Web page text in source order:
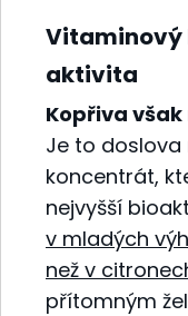
Vitaminový
aktivita
Kopřiva
Je to
koncentrát,
nejvyšší
v mladých
než v
přítomným